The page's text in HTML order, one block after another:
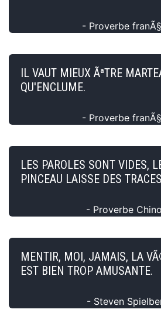
- Proverbe
IL VAUT MIEUX ÃªTRE
QU'ENCLUME.
- Proverbe
LES PAROLES SONT VIDES,
PINCEAU LAISSE DES
- Proverbe
MENTIR, MOI, JAMAIS, LA
EST BIEN TROP AMUSANTE.
- Steven